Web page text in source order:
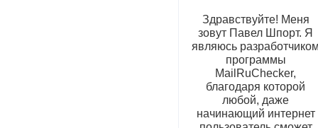
Здравствуйте! Меня
зовут Павел Шпорт. Я
являюсь
программы
MailRuChecker,
благодаря которой
любой, даже
начинающий интернет